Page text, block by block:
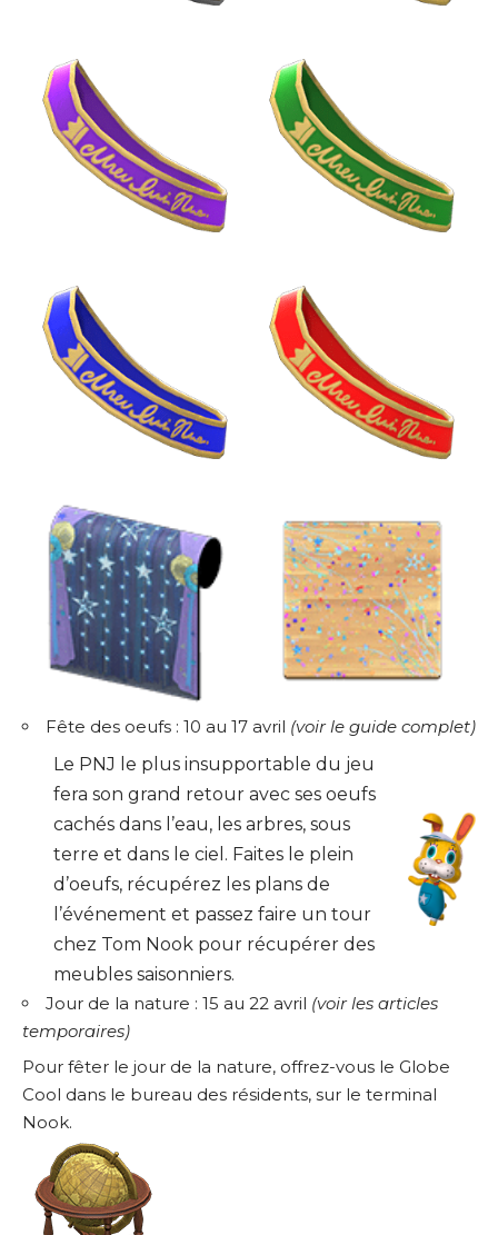
Fête des oeufs : 10 au 17 avril (voir le guide complet)
Le PNJ le plus insupportable du jeu
fera son grand retour avec ses oeufs
cachés dans l’eau, les arbres, sous
terre et dans le ciel. Faites le plein
d’oeufs, récupérez les plans de
l’événement et passez faire un tour
chez Tom Nook pour récupérer des
meubles saisonniers.
Jour de la nature : 15 au 22 avril (voir les articles
temporaires)
Pour fêter le jour de la nature, offrez-vous le Globe
Cool dans le bureau des résidents, sur le terminal
Nook.